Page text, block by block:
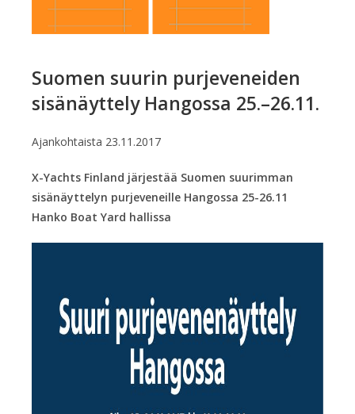
Suomen suurin purjeveneiden
sisänäyttely Hangossa 25.–26.11.
Ajankohtaista 23.11.2017
X-Yachts Finland järjestää Suomen suurimman
sisänäyttelyn purjeveneille Hangossa 25-26.11
Hanko Boat Yard hallissa